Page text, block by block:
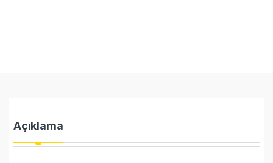
Açıklama